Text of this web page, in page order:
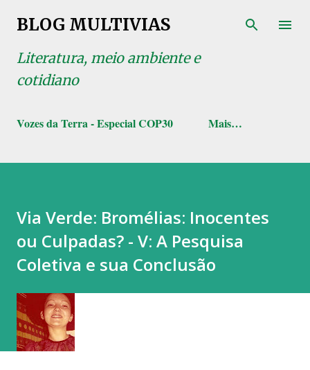
Pular para o conteúdo principal
BLOG MULTIVIAS
Literatura, meio ambiente e
cotidiano
Vozes da Terra - Especial COP30 Mais…
Via Verde: Bromélias: Inocentes
ou Culpadas? - V: A Pesquisa
Coletiva e sua Conclusão